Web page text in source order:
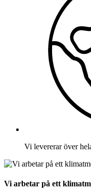
Vi levererar över
Vi arbetar på ett